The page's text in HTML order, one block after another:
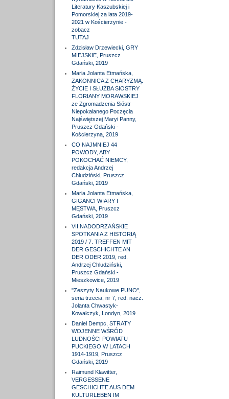
Literatury Kaszubskiej i
Pomorskiej za lata 2019-
2021 w Kościerzynie -
zobacz
TUTAJ
Zdzisław Drzewiecki, GRY
MIEJSKIE, Pruszcz
Gdański, 2019
Maria Jolanta Etmańska,
ZAKONNICA Z CHARYZMĄ.
ŻYCIE I SŁUŻBA SIOSTRY
FLORIANY MORAWSKIEJ
ze Zgromadzenia Sióstr
Niepokalanego Poczęcia
Najświętszej Maryi Panny,
Pruszcz Gdański -
Kościerzyna, 2019
CO NAJMNIEJ 44
POWODY, ABY
POKOCHAĆ NIEMCY,
redakcja Andrzej
Chludziński, Pruszcz
Gdański, 2019
Maria Jolanta Etmańska,
GIGANCI WIARY I
MĘSTWA, Pruszcz
Gdański, 2019
VII NADODRZAŃSKIE
SPOTKANIA Z HISTORIĄ
2019 / 7. TREFFEN MIT
DER GESCHICHTE AN
DER ODER 2019, red.
Andrzej Chludziński,
Pruszcz Gdański -
Mieszkowice, 2019
"Zeszyty Naukowe PUNO",
seria trzecia, nr 7, red. nacz.
Jolanta Chwastyk-
Kowalczyk, Londyn, 2019
Daniel Dempc, STRATY
WOJENNE WŚRÓD
LUDNOŚCI POWIATU
PUCKIEGO W LATACH
1914-1919, Pruszcz
Gdański, 2019
Raimund Klawitter,
VERGESSENE
GESCHICHTE AUS DEM
KULTURLEBEN IM